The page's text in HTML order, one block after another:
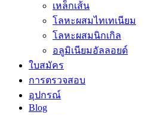
เหล็กเส้น
โลหะผสมไทเทเนียม
โลหะผสมนิกเกิล
อลูมิเนียมอัลลอยด์
ใบสมัคร
การตรวจสอบ
อุปกรณ์
Blog